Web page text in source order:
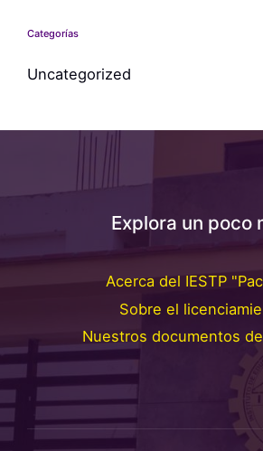
Categorías
Uncategorized
Explora un poco
Acerca del IESTP
Sobre el
Nuestros documentos